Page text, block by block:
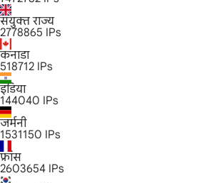
संयुक्त राज्य
2778865 IPs
कनाडा
518712 IPs
इंडिया
144040 IPs
जर्मनी
1531150 IPs
फ्रांस
2603654 IPs